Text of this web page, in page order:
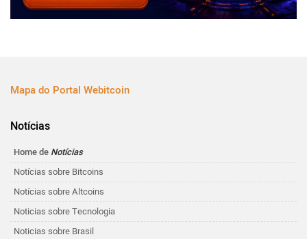
Mapa do Portal Webitcoin
Notícias
Home de Notícias
Notícias sobre Bitcoins
Notícias sobre Altcoins
Noticias sobre Tecnologia
Noticias sobre Brasil